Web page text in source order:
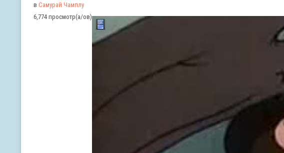
в Самурай Чамплу
6,774 просмотр(а/ов)